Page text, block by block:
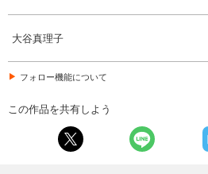
大谷真理子
フォロー機能について
この作品を共有しよう